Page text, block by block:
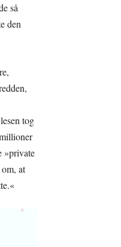
så
den
tog
»private
at